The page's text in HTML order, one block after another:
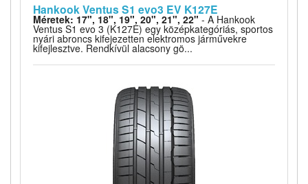
Hankook Ventus S1 evo3 EV K127E
Méretek: 17", 18", 19", 20", 21", 22" - A Hankook
Ventus S1 evo 3 (K127E) egy középkategóriás, sportos
nyári abroncs kifejezetten elektromos járművekre
kifejlesztve. Rendkívül alacsony gö...